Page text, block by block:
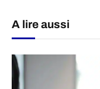
A lire aussi